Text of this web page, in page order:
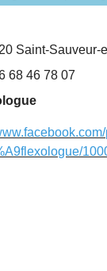
Saint-Sauveur-
68 46 78 07